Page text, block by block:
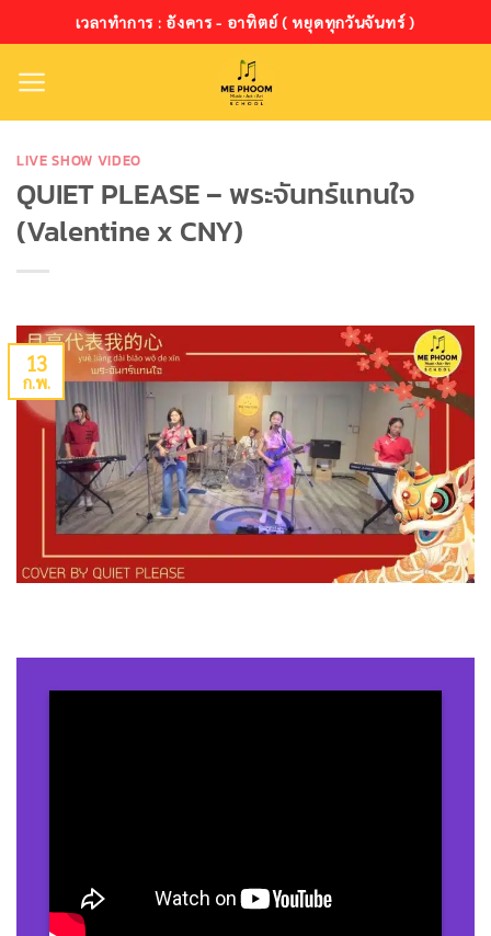
ไป
เนื้อหา
เวลาทำการ : อังคาร - อาทิตย์ ( หยุดทุกวันจันทร์ )
LIVE SHOW VIDEO
QUIET PLEASE – พระจันทร์แทนใจ
(Valentine x CNY)
13
ก.พ.